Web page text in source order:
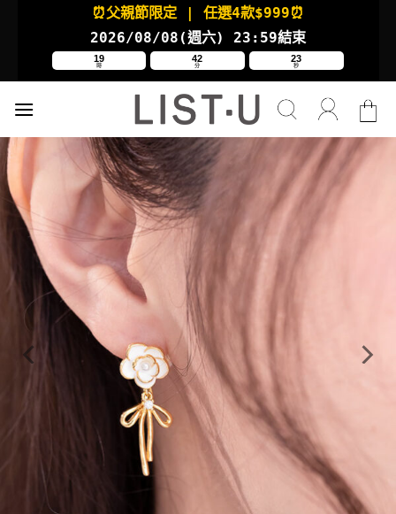
⏰父親節限定 | 任選4款$999⏰
2026/08/08(週六) 23:59結束
19
時
42
分
23
秒